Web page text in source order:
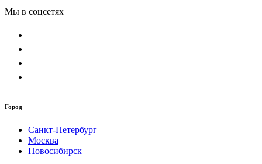
Мы в соцсетях
Город
Санкт-Петербург
Москва
Новосибирск